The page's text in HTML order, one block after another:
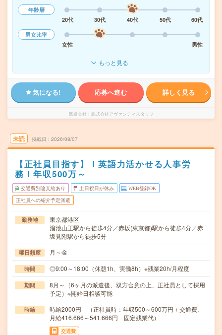
年齢層
20代
30代 40代 50代
60代
男女比率
女性
男性
もっと見る
気になる! 応募へ進む 詳しく見る
派遣会社 株式会社アヴァンティスタッフ
未読 掲載日 2026/08/07
【正社員目指す】！英語力活かせる人事労
務！年収500万～
交通費別途支給あり 土日祝日が休み WEB登録OK
正社員への紹介予定派遣
勤務地
東京都港区
溜池山王駅から徒歩4分／赤坂(東京都)駅から徒歩4分／赤
坂見附駅から徒歩5分
曜日頻度 月～金
時間 ◎9:00～18:00（休憩1h、実働8h）※残業20h/月程度
期間
8月～（6ヶ月の派遣後、双方合意の上、正社員として採用
予定）※開始日相談可能
時給
時給2000円 （正社員時：年収500～600万円＋交通費、
月給416.666～541.666円 固定残業代）
交通費